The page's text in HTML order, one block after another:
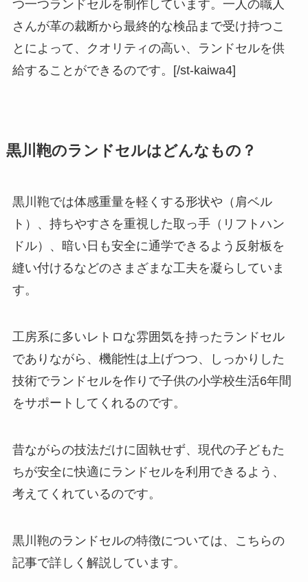
つ一つランドセルを制作しています。一人の職人
さんが革の裁断から最終的な検品まで受け持つこ
とによって、クオリティの高い、ランドセルを供
給することができるのです。[/st-kaiwa4]
黒川鞄のランドセルはどんなもの？
黒川鞄では体感重量を軽くする形状や（肩ベル
ト）、持ちやすさを重視した取っ手（リフトハン
ドル）、暗い日も安全に通学できるよう反射板を
縫い付けるなどのさまざまな工夫を凝らしていま
す。
工房系に多いレトロな雰囲気を持ったランドセル
でありながら、機能性は上げつつ、しっかりした
技術でランドセルを作りで子供の小学校生活6年間
をサポートしてくれるのです。
昔ながらの技法だけに固執せず、現代の子どもた
ちが安全に快適にランドセルを利用できるよう、
考えてくれているのです。
黒川鞄のランドセルの特徴については、こちらの
記事で詳しく解説しています。